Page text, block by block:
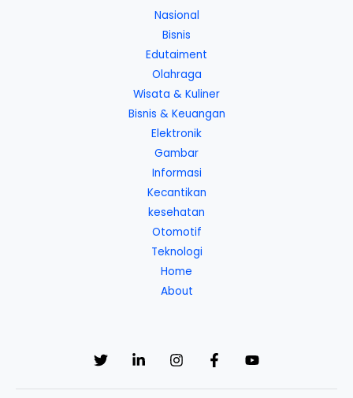
Nasional
Bisnis
Edutaiment
Olahraga
Wisata & Kuliner
Bisnis & Keuangan
Elektronik
Gambar
Informasi
Kecantikan
kesehatan
Otomotif
Teknologi
Home
About